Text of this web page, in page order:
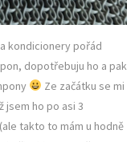
kondicionery pořád
dopotřebuju ho a pak
Ze začátku se mi
jsem ho po asi 3
takto to mám u hodně